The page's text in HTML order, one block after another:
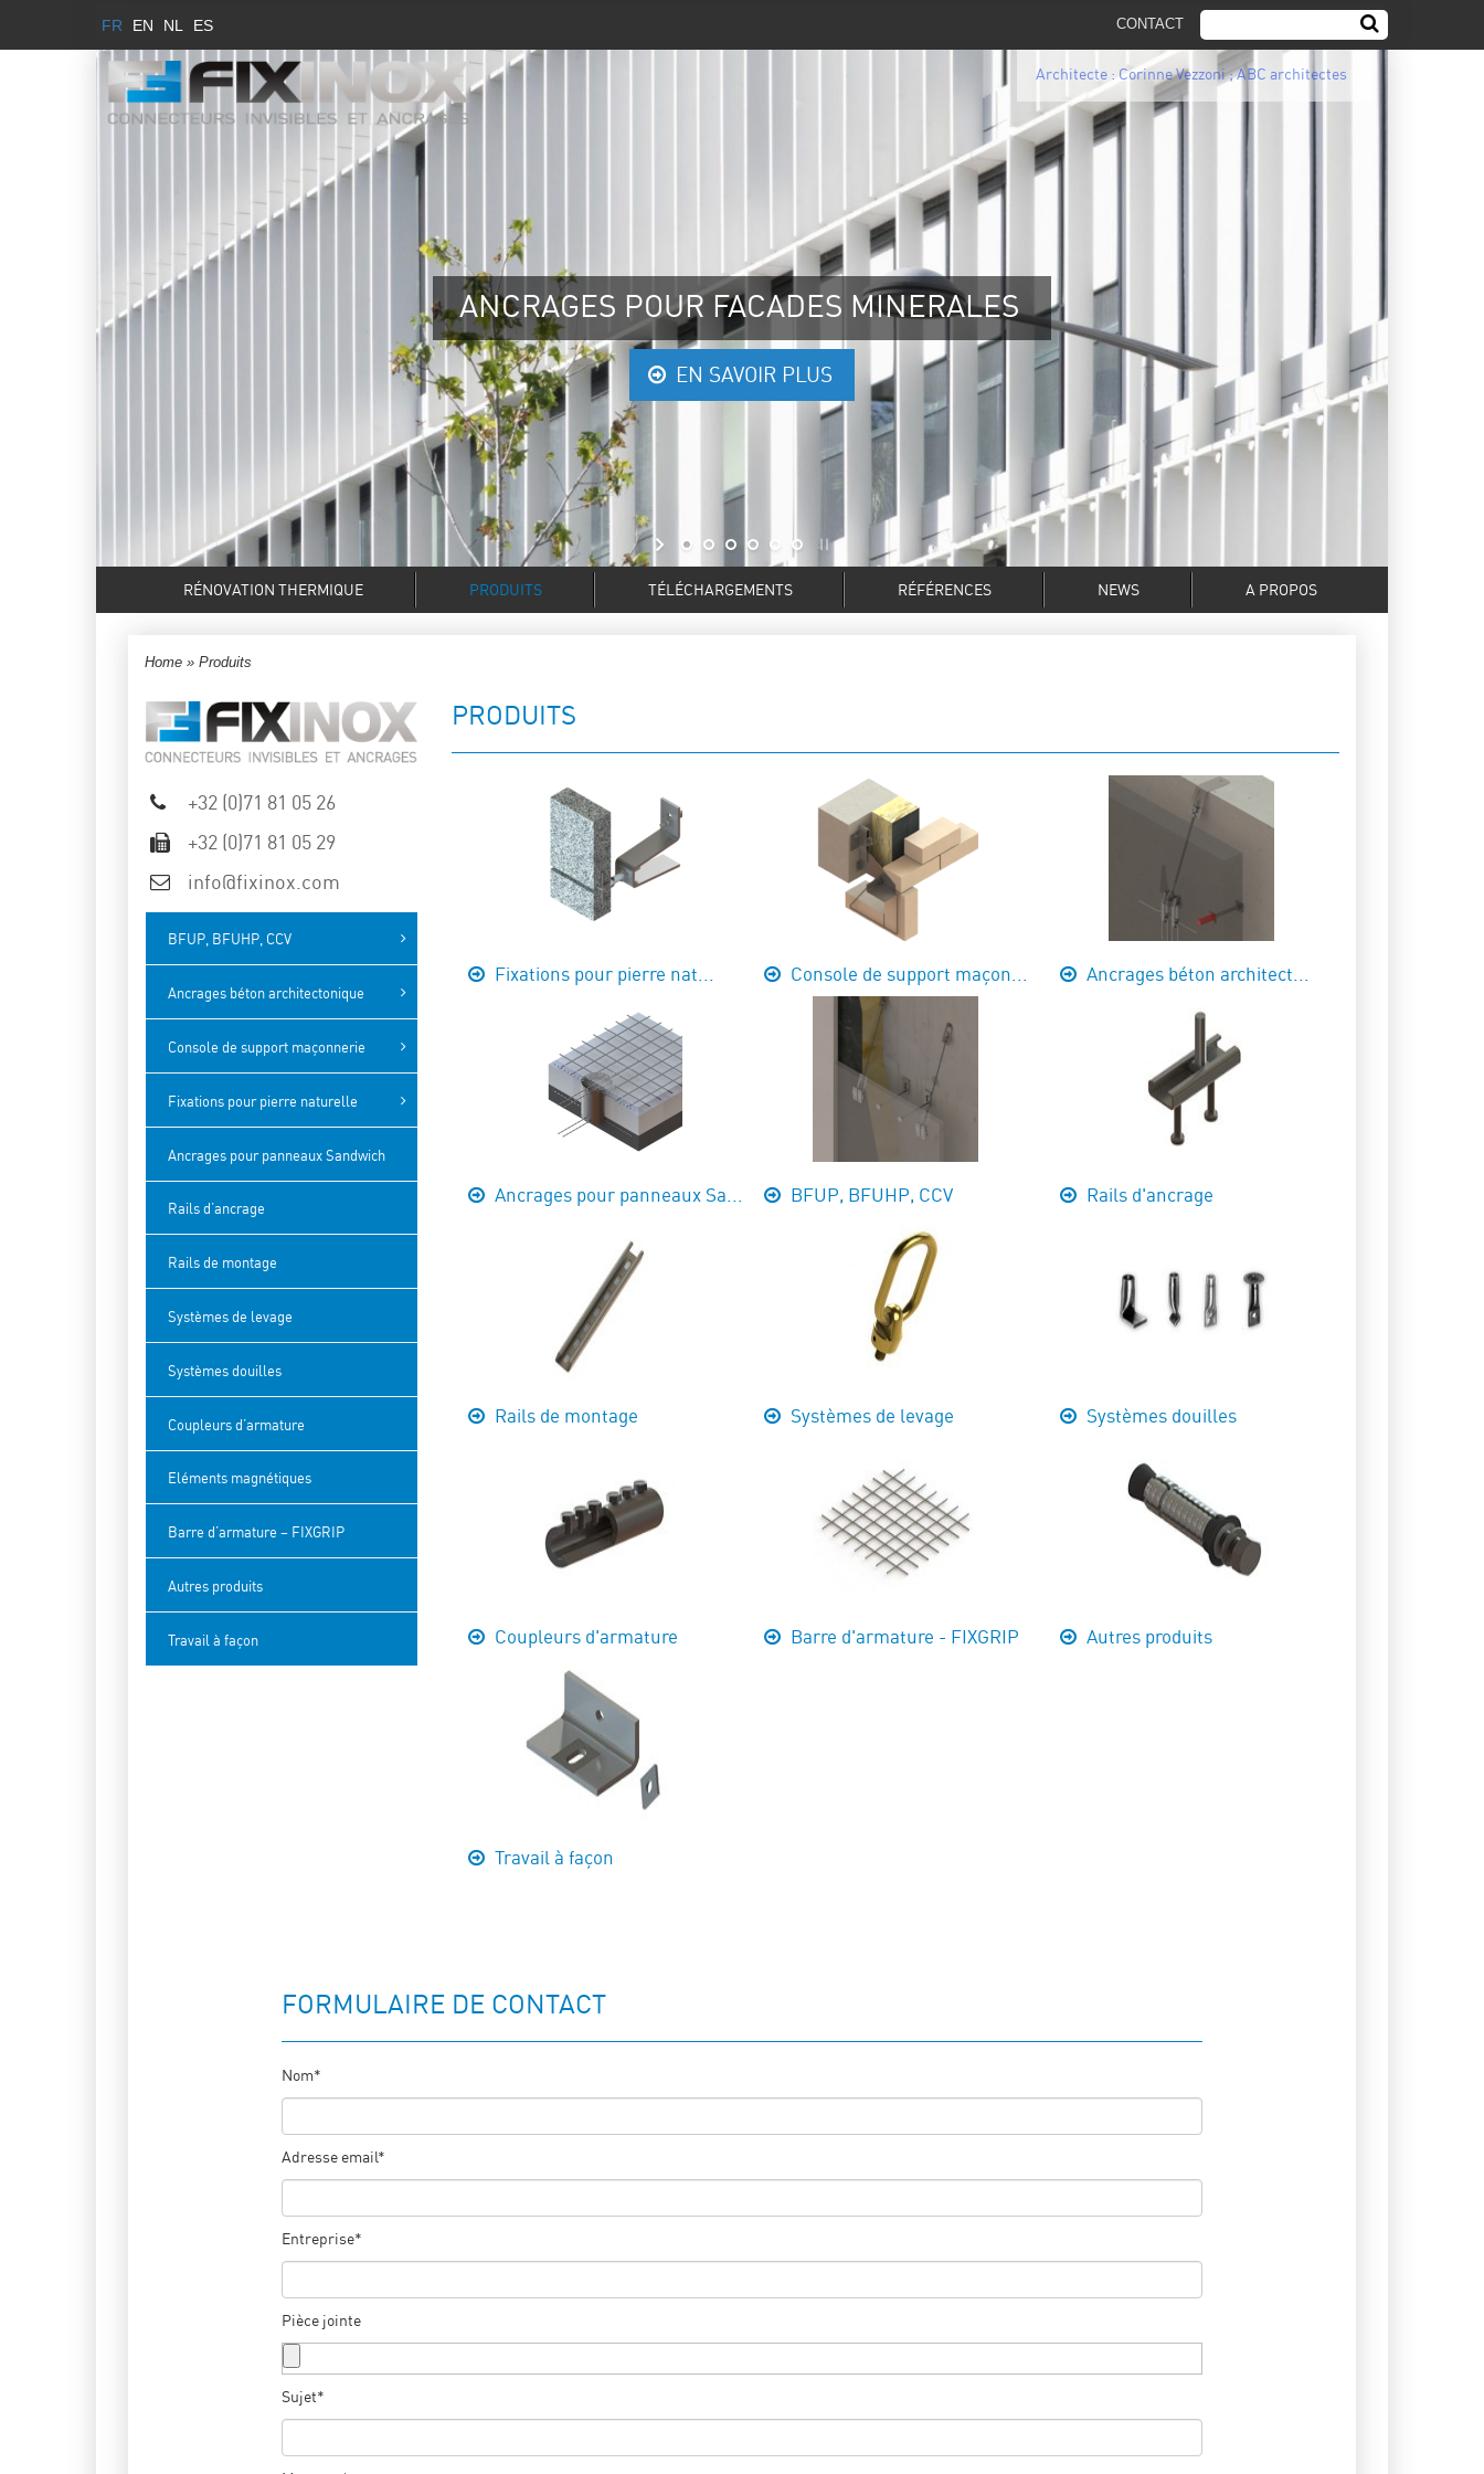
FR EN NL ES CONTACT
Architecte : Corinne Vezzoni ; ABC architectes
EN SAVOIR PLUS
ANCRAGES POUR FACADES MINERALES
RÉNOVATION THERMIQUE PRODUITS TÉLÉCHARGEMENTS RÉFÉRENCES NEWS A PROPOS
Home »Produits
+32 (0)71 81 05 26
+32 (0)71 81 05 29
info@fixinox.com
BFUP, BFUHP, CCV
Ancrages béton architectonique
Console de support maçonnerie
Fixations pour pierre naturelle
Ancrages pour panneaux Sandwich
Rails d’ancrage
Rails de montage
Systèmes de levage
Systèmes douilles
Coupleurs d’armature
Eléments magnétiques
Barre d’armature – FIXGRIP
Autres produits
Travail à façon
PRODUITS
Fixations pour pierre nat... Console de support maçon... Ancrages béton architect...
Ancrages pour panneaux Sa... BFUP, BFUHP, CCV Rails d'ancrage
Rails de montage Systèmes de levage Systèmes douilles
Coupleurs d'armature Barre d'armature - FIXGRIP Autres produits
Travail à façon
FORMULAIRE DE CONTACT
Nom*
Adresse email*
Entreprise*
Pièce jointe
Sujet*